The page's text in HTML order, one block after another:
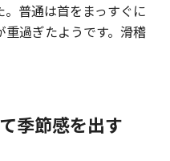
普通は首をまっすぐに
過ぎたようです。滑稽
季節感を出す